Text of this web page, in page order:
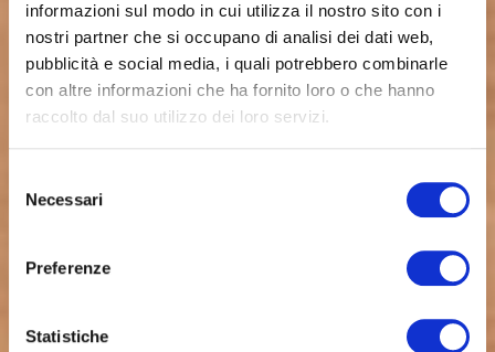
informazioni sul modo in cui utilizza il nostro sito con i
nostri partner che si occupano di analisi dei dati web,
pubblicità e social media, i quali potrebbero combinarle
con altre informazioni che ha fornito loro o che hanno
raccolto dal suo utilizzo dei loro servizi.
delNecessari
Preferenze
Statistiche